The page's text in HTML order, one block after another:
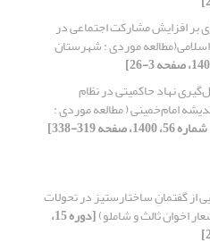
بر افزایش مشارکت اجتماعی در
موردی : شهرستان
نهاد حاکمیتی در نظام
امام‌خمینی ( مطالعه موردی :
از گفتمانِ ساختارستیز در تحولات
اخوان ثالث و شاملو) [دوره 15،